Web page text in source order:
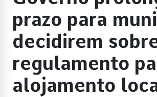
prazo para
decidirem
regulamento
alojamento